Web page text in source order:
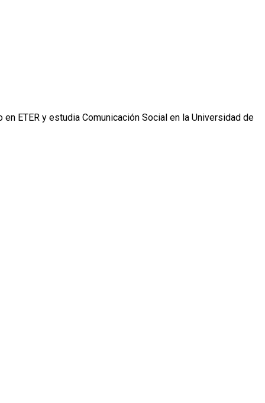
ETER y estudia Comunicación Social en la Universidad de